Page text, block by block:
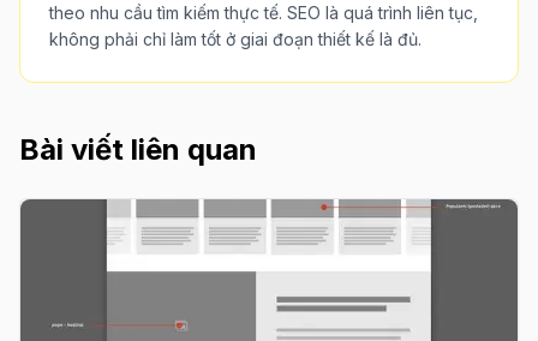
theo nhu cầu tìm kiếm thực tế. SEO là quá trình liên tục,
không phải chỉ làm tốt ở giai đoạn thiết kế là đủ.
Bài viết liên quan